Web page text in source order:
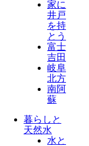
家に
井戸
を持
とう
富士
吉田
岐阜
北方
南阿
蘇
暮らしと
天然水
水と